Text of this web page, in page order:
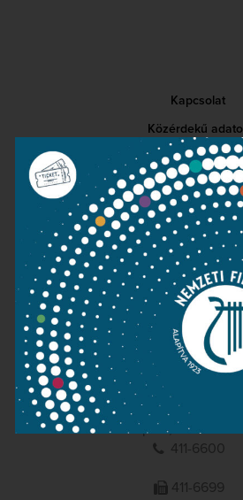
Kapcsolat
Közérdekű
Sajtószoba
Adatvédelem
Impresszum
NEMZETI
1095 Budapest, Komor
411-6600
411-6699